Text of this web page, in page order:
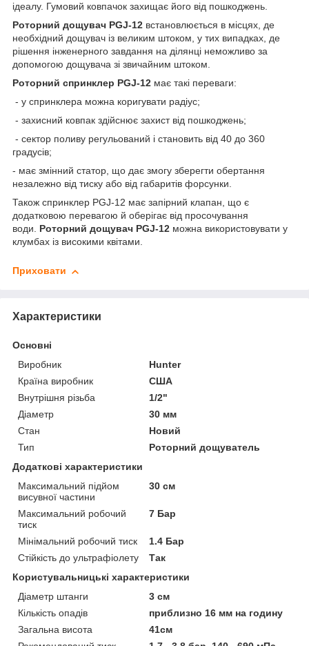
ідеалу. Гумовий ковпачок захищає його від пошкоджень.
Роторний дощувач PGJ-12 встановлюється в місцях, де
необхідний дощувач із великим штоком, у тих випадках, де
рішення інженерного завдання на ділянці неможливо за
допомогою дощувача зі звичайним штоком.
Роторний спринклер PGJ-12 має такі переваги:
- у спринклера можна коригувати радіус;
- захисний ковпак здійснює захист від пошкоджень;
- сектор поливу регульований і становить від 40 до 360
градусів;
- має змінний статор, що дає змогу зберегти обертання
незалежно від тиску або від габаритів форсунки.
Також спринклер PGJ-12 має запірний клапан, що є
додатковою перевагою й оберігає від просочування
води. Роторний дощувач PGJ-12 можна використовувати у
клумбах із високими квітами.
Приховати
Характеристики
Основні
Виробник
Hunter
Країна виробник
США
Внутрішня різьба
1/2"
Діаметр
30 мм
Стан
Новий
Тип
Роторний дощуватель
Додаткові характеристики
Максимальний підйом
висувної частини
30 см
Максимальний робочий
тиск
7 Бар
Мінімальний робочий тиск
1.4 Бар
Стійкість до ультрафіолету
Так
Користувальницькі характеристики
Діаметр штанги
3 см
Кількість опадів
приблизно 16 мм на годину
Загальна висота
41см